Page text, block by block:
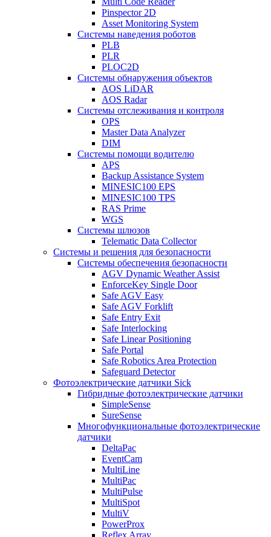
Pinspector 2D
Asset Monitoring System
Системы наведения роботов
PLB
PLR
PLOC2D
Системы обнаружения объектов
AOS LiDAR
AOS Radar
Системы отслеживания и контроля
OPS
Master Data Analyzer
DIM
Системы помощи водителю
APS
Backup Assistance System
MINESIC100 EPS
MINESIC100 TPS
RAS Prime
WGS
Системы шлюзов
Telematic Data Collector
Системы и решения для безопасности
Системы обеспечения безопасности
AGV Dynamic Weather Assist
EnforceKey Single Door
Safe AGV Easy
Safe AGV Forklift
Safe Entry Exit
Safe Interlocking
Safe Linear Positioning
Safe Portal
Safe Robotics Area Protection
Safeguard Detector
Фотоэлектрические датчики Sick
Гибридные фотоэлектрические датчики
SimpleSense
SureSense
Многофункциональные фотоэлектрические
датчики
DeltaPac
EventCam
MultiLine
MultiPac
MultiPulse
MultiSpot
MultiV
PowerProx
Reflex Array